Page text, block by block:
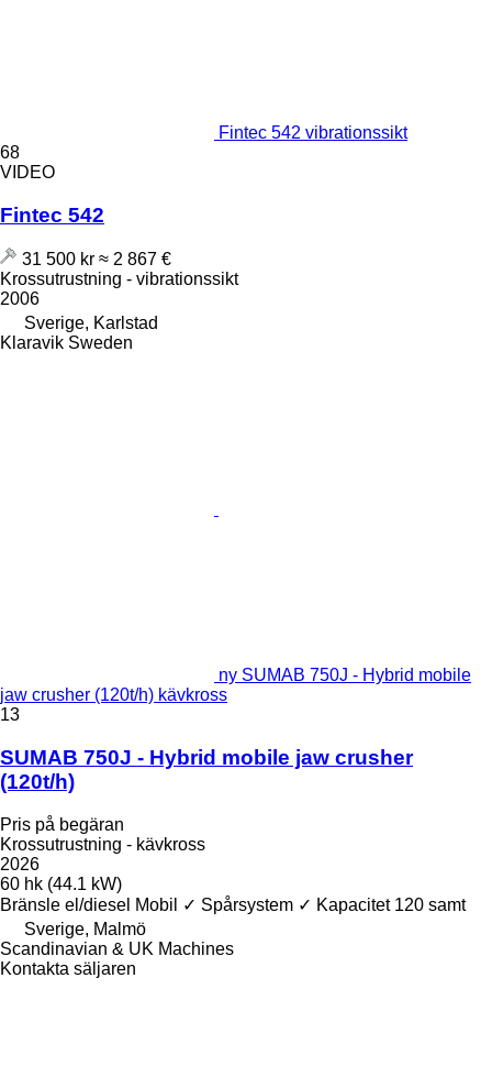
Fintec 542 vibrationssikt
68
VIDEO
Fintec 542
31 500 kr ≈ 2 867 €
Krossutrustning - vibrationssikt
2006
Sverige, Karlstad
Klaravik Sweden
ny SUMAB 750J - Hybrid mobile
jaw crusher (120t/h) kävkross
13
SUMAB 750J - Hybrid mobile jaw crusher
(120t/h)
Pris på begäran
Krossutrustning - kävkross
2026
60 hk (44.1 kW)
Bränsle el/diesel Mobil ✓ Spårsystem ✓ Kapacitet 120 samt
Sverige, Malmö
Scandinavian & UK Machines
Kontakta säljaren